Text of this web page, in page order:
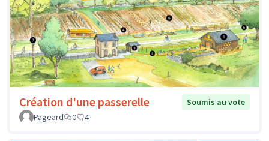
Création d'une passerelle
Soumis au vote
Pageard
0 4